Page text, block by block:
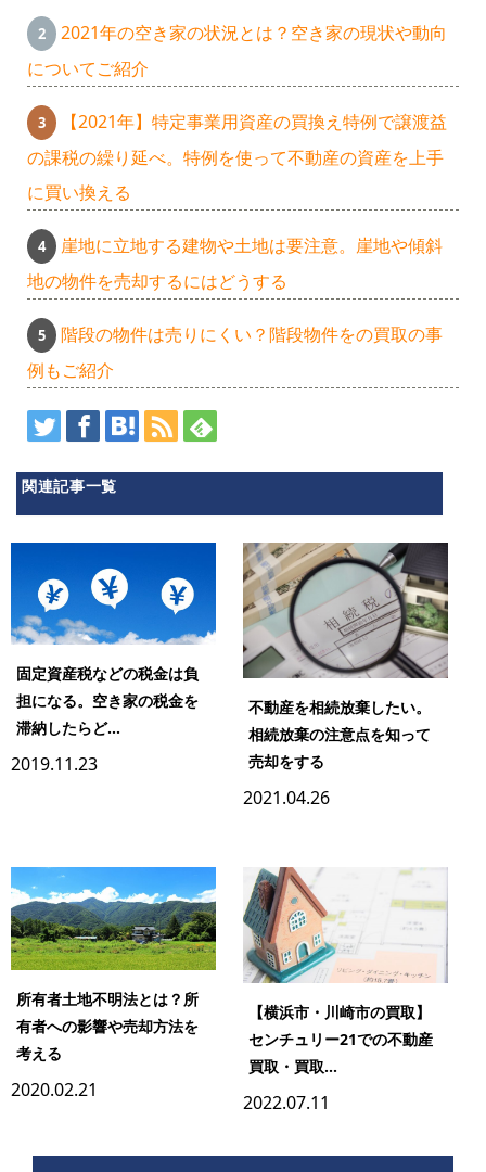
2021年の空き家の状況とは？空き家の現状や動向
についてご紹介
【2021年】特定事業用資産の買換え特例で譲渡益
の課税の繰り延べ。特例を使って不動産の資産を上手
に買い換える
崖地に立地する建物や土地は要注意。崖地や傾斜
地の物件を売却するにはどうする
階段の物件は売りにくい？階段物件をの買取の事
例もご紹介
関連記事一覧
固定資産税などの税金は負
担になる。空き家の税金を
滞納したらど...
2019.11.23
不動産を相続放棄したい。
相続放棄の注意点を知って
売却をする
2021.04.26
所有者土地不明法とは？所
有者への影響や売却方法を
考える
2020.02.21
【横浜市・川崎市の買取】
センチュリー21での不動産
買取・買取...
2022.07.11